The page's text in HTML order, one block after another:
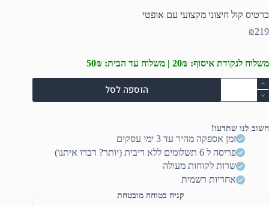
כרטיס קול חיצוני מקצועי עם אופטי
₪219
משלוח לנקודת איסוף: 20₪ | משלוח עד הבית: 50₪
כמות
של
כרטיס
מקצועי
הוספה לסל
חשוב לנו שתדעו!
זמן אספקה מהיר עד 3 ימי עסקים
פריסה ל 6 תשלומים ללא ריבית (יותר? דברו איתנו)
שרות לקוחות מעולה
אחריות רשמית
קניה בטוחה מובטחת